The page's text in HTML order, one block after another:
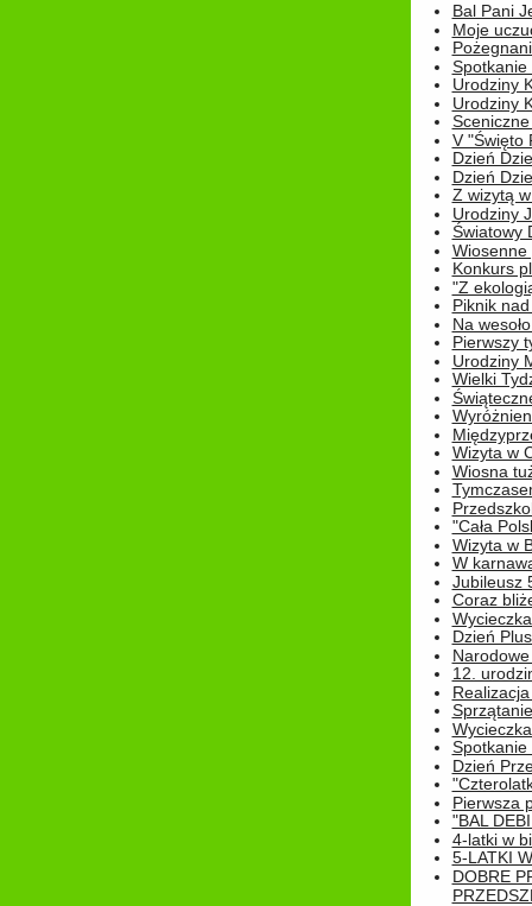
Bal Pani
Moje
Spotkanie
Urodziny
Urodziny
V "Święto
Dzień
Dzień
Z wizytą
Urodziny
Światowy
Wiosenne
Konkurs
"Z
Piknik
Na
Pierwszy
Urodziny
Wielki
Wizyta w
Wiosna
"Cała
Wizyta w
W
Jubileusz
Coraz
Dzień
12.
Spotkanie
Dzień
Pierwsza
"BAL
4-latki w
5-LATKI
DOBRE